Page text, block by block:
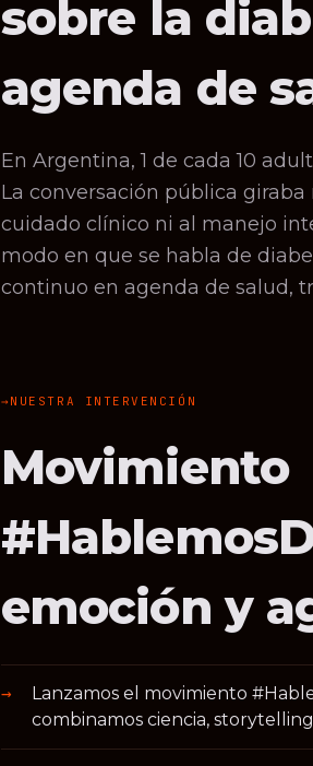
sobre la
agenda de
En Argentina, 1 de cada 10
La conversación pública
cuidado clínico ni al manejo
modo en que se habla de
continuo en agenda de salud,
NUESTRA INTERVENCIÓN
Movimiento
emoción y
Lanzamos el movimiento
combinamos ciencia,